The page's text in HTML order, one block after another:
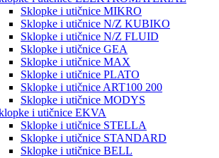
Sklopke i utičnice MIKRO
Sklopke i utičnice N/Z KUBIKO
Sklopke i utičnice N/Z FLUID
Sklopke i utičnice GEA
Sklopke i utičnice MAX
Sklopke i utičnice PLATO
Sklopke i utičnice ART100 200
Sklopke i utičnice MODYS
i utičnice EKVA
Sklopke i utičnice STELLA
Sklopke i utičnice STANDARD
Sklopke i utičnice BELL